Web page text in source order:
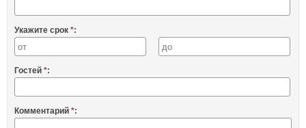
Укажите срок *:
Гостей *:
Комментарий *: